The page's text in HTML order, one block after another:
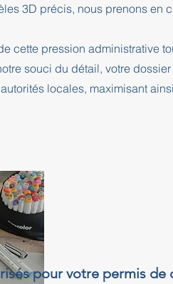
3D précis, nous prenons en
cette pression administrative
souci du détail, votre
locales, maximisant
pour votre permis